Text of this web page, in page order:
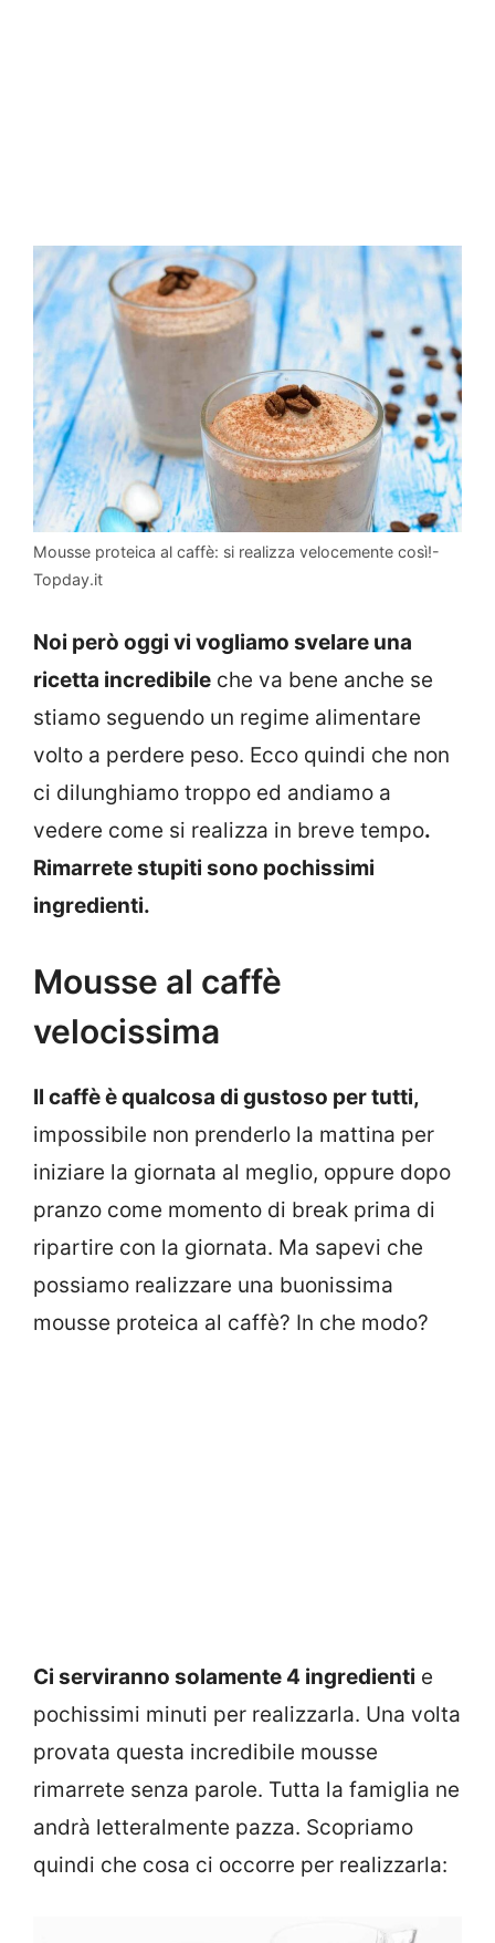
Mousse proteica al caffè: si realizza velocemente così!-
Topday.it
Noi però oggi vi vogliamo svelare una
ricetta incredibile che va bene anche se
stiamo seguendo un regime alimentare
volto a perdere peso. Ecco quindi che non
ci dilunghiamo troppo ed andiamo a
vedere come si realizza in breve tempo.
Rimarrete stupiti sono pochissimi
ingredienti.
Mousse al caffè
velocissima
Il caffè è qualcosa di gustoso per tutti,
impossibile non prenderlo la mattina per
iniziare la giornata al meglio, oppure dopo
pranzo come momento di break prima di
ripartire con la giornata. Ma sapevi che
possiamo realizzare una buonissima
mousse proteica al caffè? In che modo?
Ci serviranno solamente 4 ingredienti e
pochissimi minuti per realizzarla. Una volta
provata questa incredibile mousse
rimarrete senza parole. Tutta la famiglia ne
andrà letteralmente pazza. Scopriamo
quindi che cosa ci occorre per realizzarla: